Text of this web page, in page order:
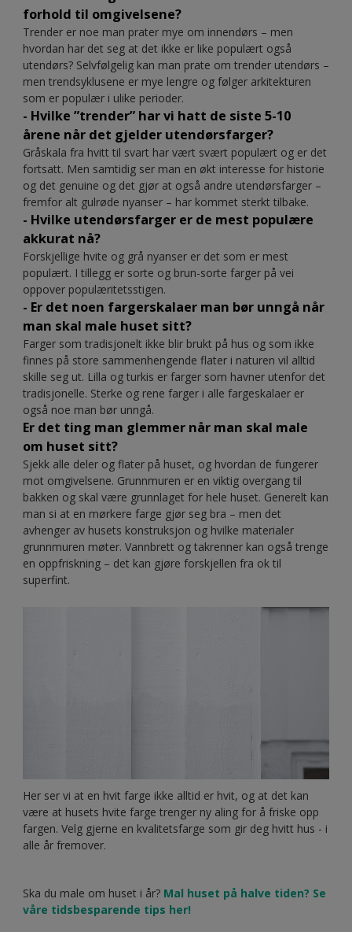
forhold til omgivelsene?
Trender er noe man prater mye om innendørs – men
hvordan har det seg at det ikke er like populært også
utendørs? Selvfølgelig kan man prate om trender utendørs –
men trendsyklusene er mye lengre og følger arkitekturen
som er populær i ulike perioder.
- Hvilke ”trender” har vi hatt de siste 5-10
årene når det gjelder utendørsfarger?
Gråskala fra hvitt til svart har vært svært populært og er det
fortsatt. Men samtidig ser man en økt interesse for historie
og det genuine og det gjør at også andre utendørsfarger –
fremfor alt gulrøde nyanser – har kommet sterkt tilbake.
- Hvilke utendørsfarger er de mest populære
akkurat nå?
Forskjellige hvite og grå nyanser er det som er mest
populært. I tillegg er sorte og brun-sorte farger på vei
oppover populæritetsstigen.
- Er det noen fargerskalaer man bør unngå når
man skal male huset sitt?
Farger som tradisjonelt ikke blir brukt på hus og som ikke
finnes på store sammenhengende flater i naturen vil alltid
skille seg ut. Lilla og turkis er farger som havner utenfor det
tradisjonelle. Sterke og rene farger i alle fargeskalaer er
også noe man bør unngå.
Er det ting man glemmer når man skal male
om huset sitt?
Sjekk alle deler og flater på huset, og hvordan de fungerer
mot omgivelsene. Grunnmuren er en viktig overgang til
bakken og skal være grunnlaget for hele huset. Generelt kan
man si at en mørkere farge gjør seg bra – men det
avhenger av husets konstruksjon og hvilke materialer
grunnmuren møter. Vannbrett og takrenner kan også trenge
en oppfriskning – det kan gjøre forskjellen fra ok til
superfint.
Her ser vi at en hvit farge ikke alltid er hvit, og at det kan
være at husets hvite farge trenger ny aling for å friske opp
fargen. Velg gjerne en kvalitetsfarge som gir deg hvitt hus - i
alle år fremover.
Ska du male om huset i år? Mal huset på halve tiden? Se
våre tidsbesparende tips her!